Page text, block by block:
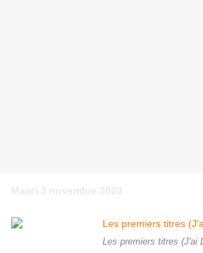
Mardi 3 novembre 2020
Les premiers titres (J'ai